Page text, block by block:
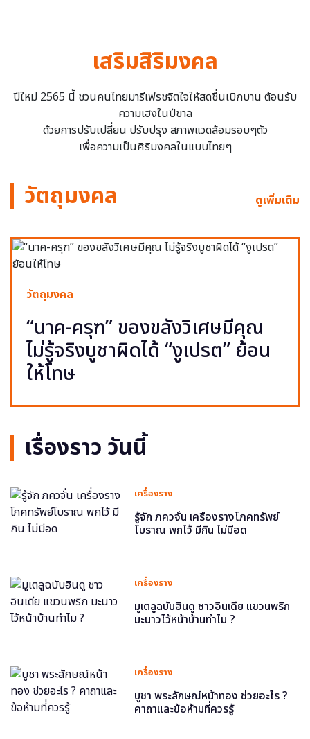
เสริมสิริมงคล
ปีใหม่ 2565 นี้ ชวนคนไทยมารีเฟรชจิตใจให้สดชื่นเบิกบาน ต้อนรับ
ความเฮงในปีขาล
ด้วยการปรับเปลี่ยน ปรับปรุง สภาพแวดล้อมรอบๆตัว
เพื่อความเป็นศิริมงคลในแบบไทยๆ
วัตถุมงคล ดูเพิ่มเติม
วัตถุมงคล
“นาค-ครุฑ” ของขลังวิเศษมีคุณ
ไม่รู้จริงบูชาผิดได้ “งูเปรต” ย้อน
ให้โทษ
เรื่องราว วันนี้
เครื่องราง
รู้จัก ภควจั่น เครื่องรางโภคทรัพย์
โบราณ พกไว้ มีกิน ไม่มีอด
เครื่องราง
มูเตลูฉบับฮินดู ชาวอินเดีย แขวนพริก
มะนาวไว้หน้าบ้านทำไม ?
เครื่องราง
บูชา พระลักษณ์หน้าทอง ช่วยอะไร ?
คาถาและข้อห้ามที่ควรรู้